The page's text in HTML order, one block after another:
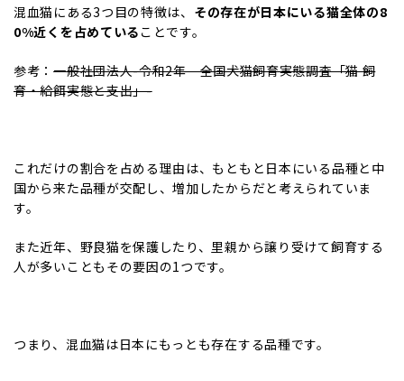
混血猫にある3つ目の特徴は、 その存在が日本にいる猫全体の8
0%近くを占めている ことです。
参考：一般社団法人-令和2年 全国犬猫飼育実態調査「猫 飼
育・給餌実態と支出」-
これだけの割合を占める理由は、もともと日本にいる品種と中
国から来た品種が交配し、増加したからだと考えられていま
す。
また近年、野良猫を保護したり、里親から譲り受けて飼育する
人が多いこともその要因の1つです。
つまり、混血猫は日本にもっとも存在する品種です。